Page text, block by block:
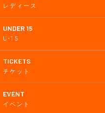
レディース
UNDER 15
U-15
TICKETS
チケット
EVENT
イベント